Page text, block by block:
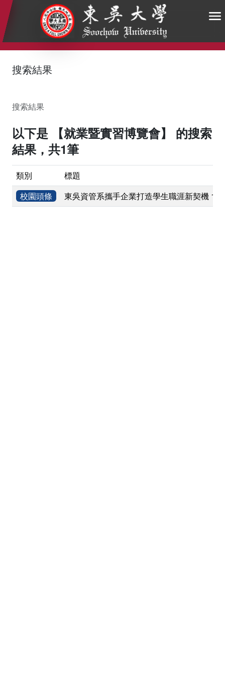
:::
搜索結果
搜索結果
以下是 【就業暨實習博覽會】 的搜索
結果，共1筆
類別
標題
校園頭條
東吳資管系攜手企業打造學生職涯新契機